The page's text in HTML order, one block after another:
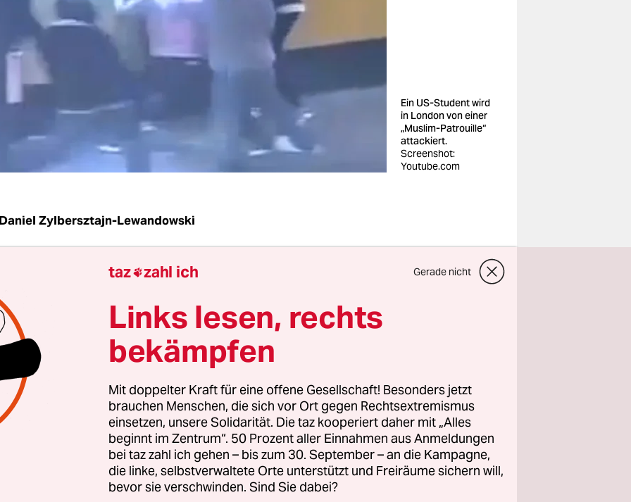
Ein US-Student wird
in London von einer
„Muslim-Patrouille“
attackiert.
Screenshot:
Youtube.com
Daniel Zylbersztajn-Lewandowski
Der Auftritt der Wuppertaler „Sharia Police“ ist nicht der
von Salafisten, mit einer Art Religionspolizei im der
Öffentlichkeit aufzutreten. Schon vor zwei Jahren
eine Gruppe mit dem Namen „Scharia Projekt“ auf
Sie trat vor allem rund um die größte Moschee
der Whitechapel Moschee im Osten der britischen
2013 bei YouTube verbreiteten Video istzu sehen,
Moralwächter nahe der Whitechapel-Moschee
Getränke konfiszierten, Frauen dazu aufriefen, sich zu
taz zahl ich Gerade nicht
Links lesen, rechts
bekämpfen
Mit doppelter Kraft für eine offene Gesellschaft! Besonders jetzt
brauchen Menschen, die sich vor Ort gegen Rechtsextremismus
einsetzen, unsere Solidarität. Die taz kooperiert daher mit „Alles
beginnt im Zentrum“. 50 Prozent aller Einnahmen aus Anmeldungen
bei taz zahl ich gehen – bis zum 30. September – an die Kampagne,
die linke, selbstverwaltete Orte unterstützt und Freiräume sichern will,
bevor sie verschwinden. Sind Sie dabei?